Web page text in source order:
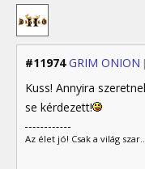
#11974 GRIM ONION
Kuss! Annyira
se kérdezett!
Az élet jó! Csak a világ